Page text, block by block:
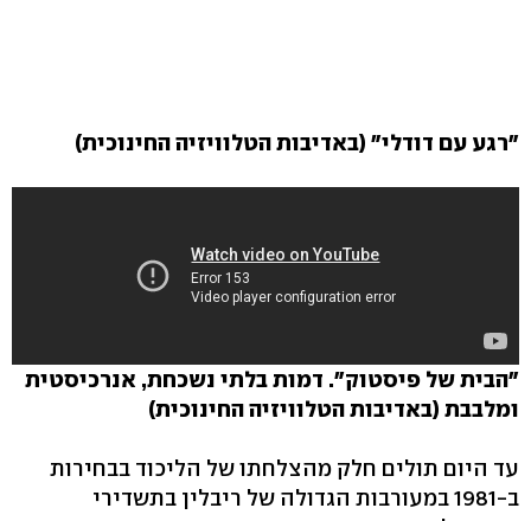
"רגע עם דודלי" (באדיבות הטלוויזיה החינוכית)
"הבית של פיסטוק". דמות בלתי נשכחת, אנרכיסטית
ומלבבת (באדיבות הטלוויזיה החינוכית)
עד היום תולים חלק מהצלחתו של הליכוד בבחירות
ב-1981 במעורבות הגדולה של ריבלין בתשדירי